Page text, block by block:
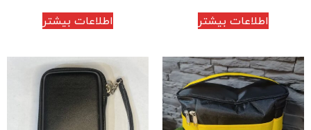
اطلاعات بیشتر
اطلاعات بیشتر